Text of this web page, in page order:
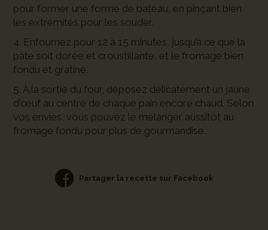
pour former une forme de bateau, en pinçant bien
les extrémités pour les souder.
4. Enfournez pour 12 à 15 minutes, jusqu’à ce que la
pâte soit dorée et croustillante, et le fromage bien
fondu et gratiné.
5. À la sortie du four, déposez délicatement un jaune
d'œuf au centre de chaque pain encore chaud. Selon
vos envies, vous pouvez le mélanger aussitôt au
fromage fondu pour plus de gourmandise.
Partager la recette sur Facebook